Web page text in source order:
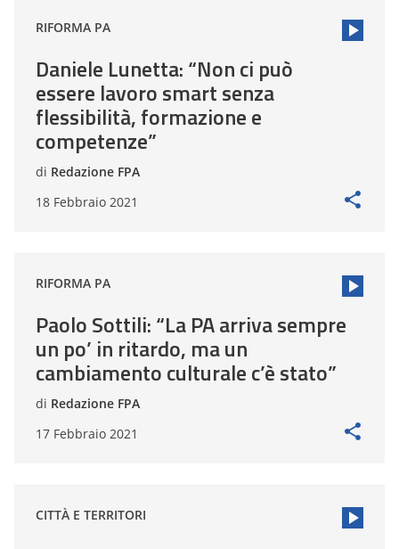
RIFORMA PA
Daniele Lunetta: “Non ci può
essere lavoro smart senza
flessibilità, formazione e
competenze”
di Redazione FPA
18 Febbraio 2021
RIFORMA PA
Paolo Sottili: “La PA arriva sempre
un po’ in ritardo, ma un
cambiamento culturale c’è stato”
di Redazione FPA
17 Febbraio 2021
CITTÀ E TERRITORI